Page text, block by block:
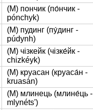
(M) пончик (по́нчик -
pónchyk)
(M) пудинг (пу́динг -
púdynh)
(M) чізкейк (чізке́йк -
chizkéyk)
(M) круасан (круаса́н -
kruasán)
(M) млинець (млине́ць -
mlynétsʹ)